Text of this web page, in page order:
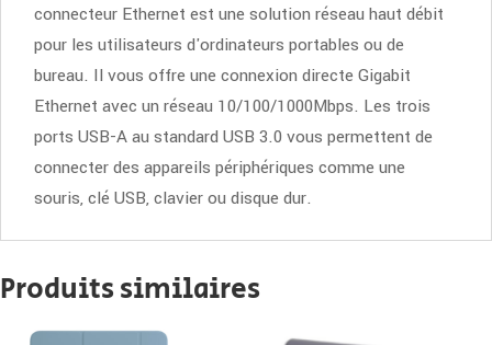
connecteur Ethernet est une solution réseau haut débit
pour les utilisateurs d'ordinateurs portables ou de
bureau. Il vous offre une connexion directe Gigabit
Ethernet avec un réseau 10/100/1000Mbps. Les trois
ports USB-A au standard USB 3.0 vous permettent de
connecter des appareils périphériques comme une
souris, clé USB, clavier ou disque dur.
Produits similaires